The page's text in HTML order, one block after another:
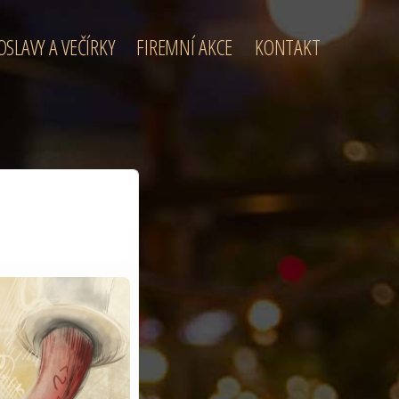
A VEČÍRKY FIREMNÍ AKCE KONTAKT